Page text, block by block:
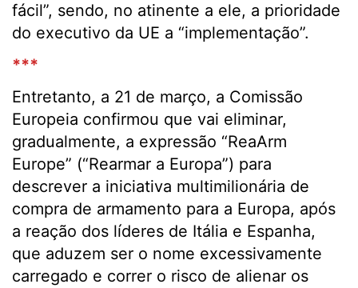
fácil”, sendo, no atinente a ele, a prioridade
do executivo da UE a “implementação”.
***
Entretanto, a 21 de março, a Comissão
Europeia confirmou que vai eliminar,
gradualmente, a expressão “ReaArm
Europe” (“Rearmar a Europa”) para
descrever a iniciativa multimilionária de
compra de armamento para a Europa, após
a reação dos líderes de Itália e Espanha,
que aduzem ser o nome excessivamente
carregado e correr o risco de alienar os